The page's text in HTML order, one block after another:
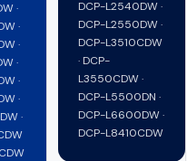
·
·
·
·
·
·
·
DCP-L2540DW ·
DCP-L2550DW ·
DCP-L3510CDW
· DCP-
L3550CDW ·
DCP-L5500DN ·
DCP-L6600DW ·
DCP-L8410CDW